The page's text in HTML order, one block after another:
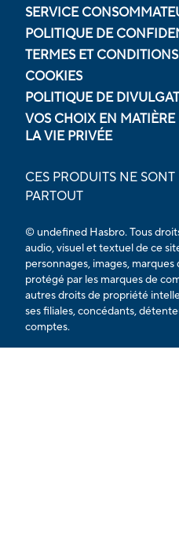
SERVICE
POLITIQUE DE
TERMES ET
COOKIES
POLITIQUE DE
VOS CHOIX EN
LA VIE PRIVÉE
CES PRODUITS NE
PARTOUT
© undefined Hasbro. Tous
audio, visuel et textuel de ce
personnages, images,
protégé par les marques de
autres droits de propriété
ses filiales, concédants,
comptes.